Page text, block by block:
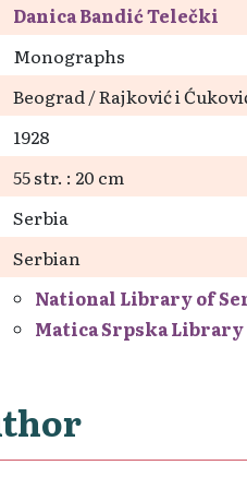
Danica Bandić Telečki
Monographs
Beograd / Rajković i
1928
55 str. : 20 cm
Serbia
Serbian
National Library of
Matica Srpska Library